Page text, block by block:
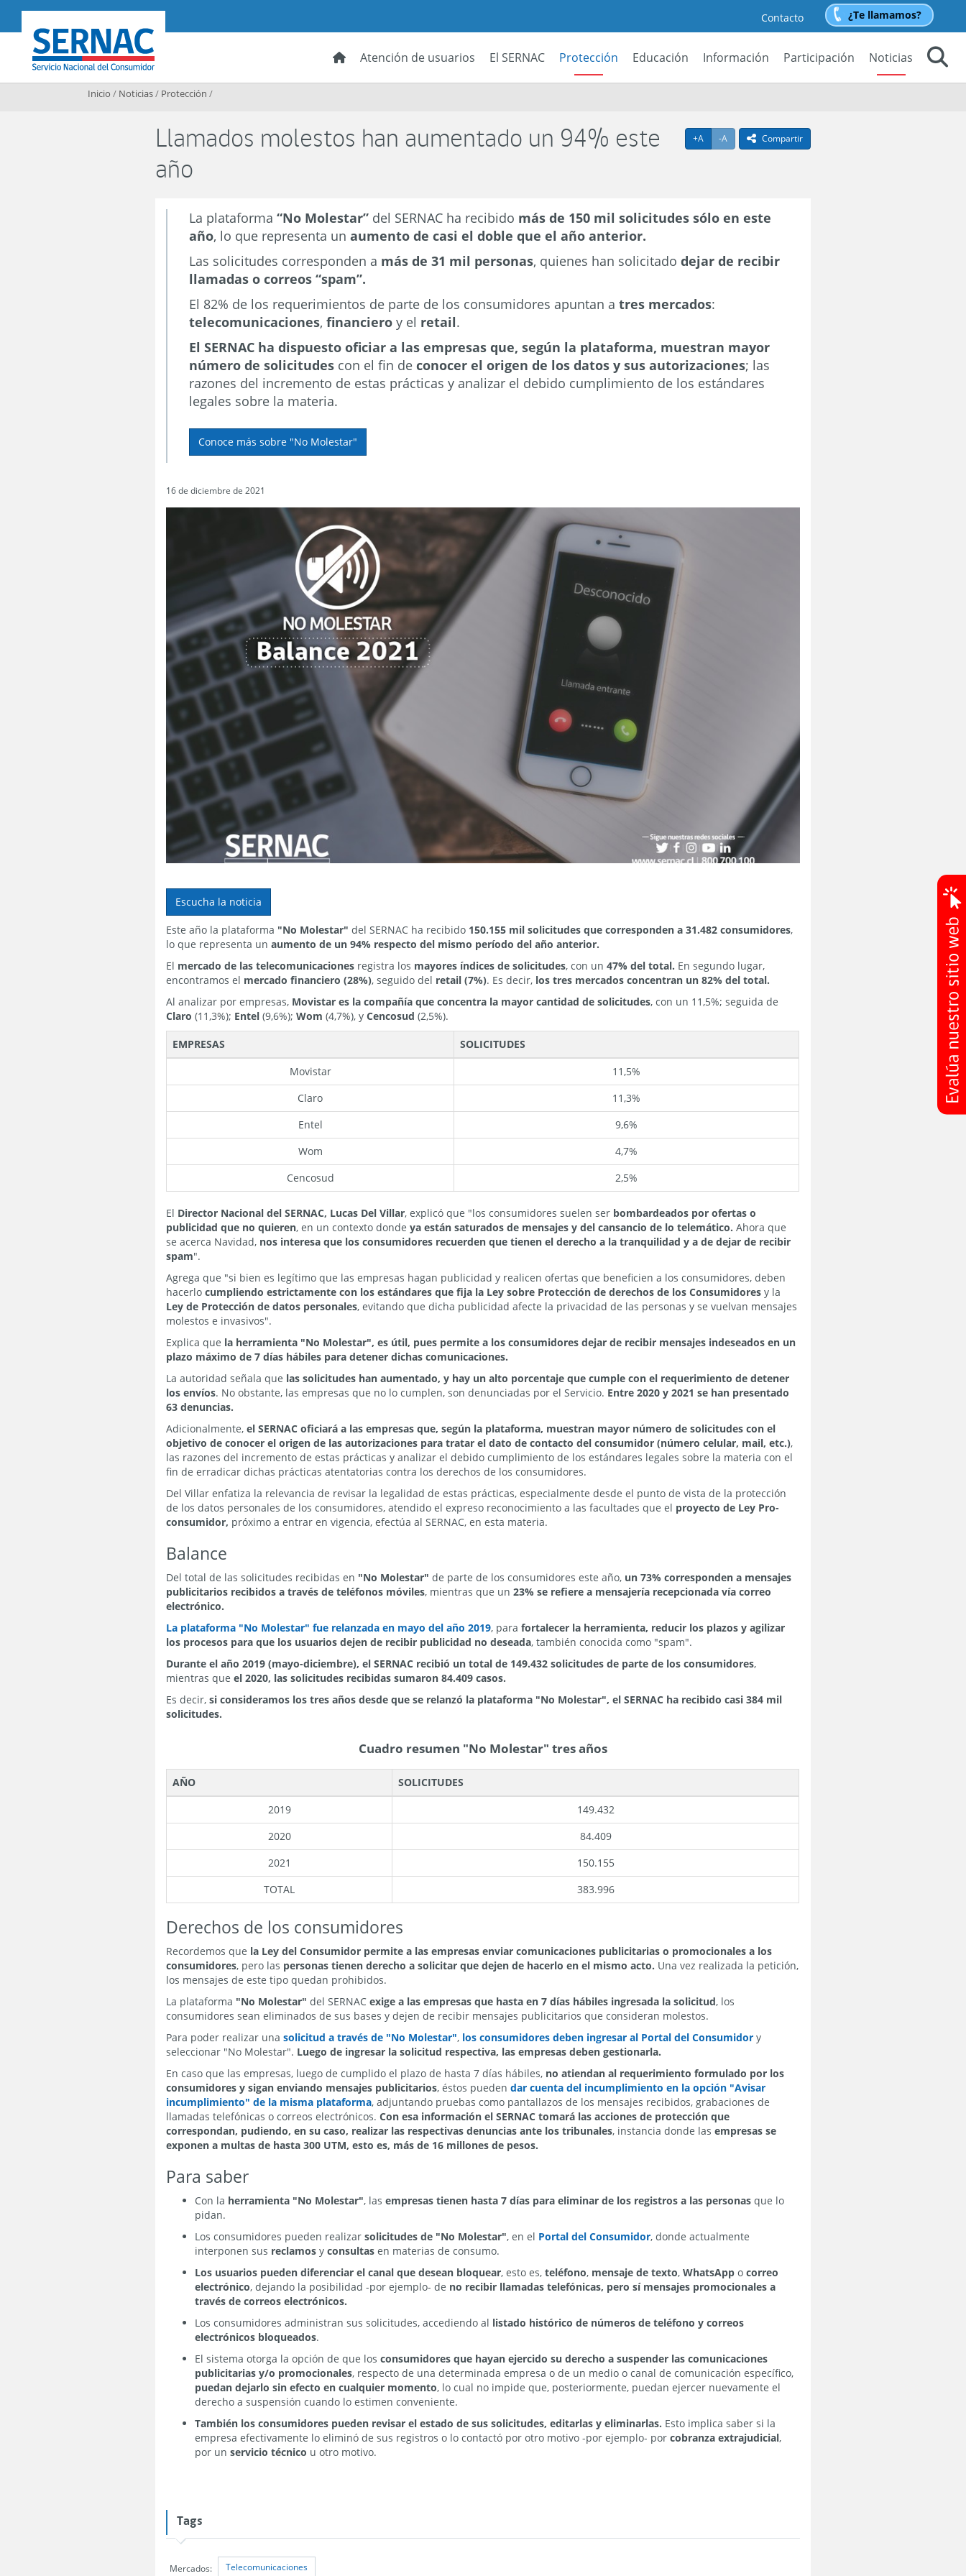
SERNAC
Contacto ¿Te llamamos?
Atención de usuarios El SERNAC Protección Educación Información Participación
Noticias
Inicio / Noticias/ Protección /
+A Agrandar texto
-A Achicar textoicono compartir
Compartir
Llamados molestos han aumentado un 94% este
año
La plataforma“No Molestar” del SERNAC ha recibido más de 150 mil solicitudes sólo en este
año, lo que representa unaumento de casi el doble que el año anterior.
Las solicitudes corresponden a más de 31 mil personas, quienes han solicitadodejar de recibir
llamadas o correos “spam”.
El 82% de los requerimientos de parte de los consumidores apuntan atres mercados:
telecomunicaciones,financieroy el retail.
El SERNAC ha dispuesto oficiar a las empresas que, según la plataforma, muestran mayor
número de solicitudes con el fin deconocer el origen de los datos y sus autorizaciones; las
razones del incremento de estas prácticas y analizar el debido cumplimiento de los estándares
legales sobre la materia.
Conoce más sobre "No Molestar"
16 de diciembre de 2021
Escucha la noticia
Este año la plataforma "No Molestar" del SERNAC ha recibido 150.155 mil solicitudes que corresponden a 31.482 consumidores,
lo que representa unaumento de un 94% respecto del mismo período del año anterior.
El mercado de las telecomunicaciones registra los mayores índices de solicitudes, con un47% del total. En segundo lugar,
encontramos el mercado financiero (28%), seguido del retail (7%). Es decir, los tres mercados concentran un 82% del total.
Al analizar por empresas, Movistar es la compañía que concentra la mayor cantidad de solicitudes, con un 11,5%; seguida de
Claro (11,3%); Entel (9,6%);Wom (4,7%), yCencosud (2,5%).
EMPRESAS
SOLICITUDES
Movistar
11,5%
Claro
11,3%
Entel
9,6%
Wom
4,7%
Cencosud
2,5%
El Director Nacional del SERNAC, Lucas Del Villar, explicó que "los consumidores suelen ser bombardeados por ofertas o
publicidad que no quieren, en un contexto dondeya están saturados de mensajes y del cansancio de lo telemático. Ahora que
se acerca Navidad, nos interesa que los consumidores recuerden que tienen el derecho a la tranquilidad y a de dejar de recibir
spam".
Agrega que "si bien es legítimo que las empresas hagan publicidad y realicen ofertas que beneficien a los consumidores, deben
hacerlocumpliendo estrictamente con los estándares que fija la Ley sobre Protección de derechos de los Consumidores y la
Ley de Protección de datos personales, evitando que dicha publicidad afecte la privacidad de las personas y se vuelvan mensajes
molestos e invasivos".
Explica que la herramienta "No Molestar", es útil, pues permite a los consumidores dejar de recibir mensajes indeseados en un
plazo máximo de 7 días hábiles para detener dichas comunicaciones.
La autoridad señala que las solicitudes han aumentado, y hay un alto porcentaje que cumple con el requerimiento de detener
los envíos. No obstante, las empresas que no lo cumplen, son denunciadas por el Servicio. Entre 2020 y 2021 se han presentado
63 denuncias.
Adicionalmente,el SERNAC oficiará a las empresas que, según la plataforma, muestran mayor número de solicitudes con el
objetivo de conocer el origen de las autorizaciones para tratar el dato de contacto del consumidor (número celular, mail, etc.),
las razones del incremento de estas prácticas y analizar el debido cumplimiento de los estándares legales sobre la materia con el
fin de erradicar dichas prácticas atentatorias contra los derechos de los consumidores.
Del Villar enfatiza la relevancia de revisar la legalidad de estas prácticas, especialmente desde el punto de vista de la protección
de los datos personales de los consumidores, atendido el expreso reconocimiento a las facultades que el proyecto de Ley Pro-
consumidor, próximo a entrar en vigencia, efectúa al SERNAC, en esta materia.
Balance
Del total de las solicitudes recibidas en "No Molestar" de parte de los consumidores este año, un 73% corresponden a mensajes
publicitarios recibidos a través de teléfonos móviles, mientras que un23% se refiere a mensajería recepcionada vía correo
electrónico.
La plataforma "No Molestar" fue relanzada en mayo del año 2019, parafortalecer la herramienta, reducir los plazos y agilizar
los procesos para que los usuarios dejen de recibir publicidad no deseada, también conocida como "spam".
Durante el año 2019 (mayo-diciembre), el SERNAC recibió un total de 149.432 solicitudes de parte de los consumidores,
mientras queel 2020, las solicitudes recibidas sumaron 84.409 casos.
Es decir,si consideramos los tres años desde que se relanzó la plataforma "No Molestar", el SERNAC ha recibido casi 384 mil
solicitudes.
Cuadro resumen "No Molestar" tres años
AÑO
SOLICITUDES
2019
149.432
2020
84.409
2021
150.155
TOTAL
383.996
Derechos de los consumidores
Recordemos que la Ley del Consumidor permite a las empresas enviar comunicaciones publicitarias o promocionales a los
consumidores, pero las personas tienen derecho a solicitar que dejen de hacerlo en el mismo acto. Una vez realizada la petición,
los mensajes de este tipo quedan prohibidos.
La plataforma "No Molestar" del SERNACexige a las empresas que hasta en 7 días hábiles ingresada la solicitud, los
consumidores sean eliminados de sus bases y dejen de recibir mensajes publicitarios que consideran molestos.
Para poder realizar unasolicitud a través de "No Molestar", los consumidores deben ingresar al Portal del Consumidor y
seleccionar "No Molestar". Luego de ingresar la solicitud respectiva, las empresas deben gestionarla.
En caso que las empresas, luego de cumplido el plazo de hasta 7 días hábiles, no atiendan al requerimiento formulado por los
consumidores y sigan enviando mensajes publicitarios, éstos puedendar cuenta del incumplimiento en la opción "Avisar
incumplimiento" de la misma plataforma, adjuntando pruebas como pantallazos de los mensajes recibidos, grabaciones de
llamadas telefónicas o correos electrónicos.Con esa información el SERNAC tomará las acciones de protección que
correspondan, pudiendo, en su caso, realizar las respectivas denuncias ante los tribunales, instancia donde lasempresas se
exponen a multas de hasta 300 UTM, esto es, más de 16 millones de pesos.
Para saber
Con la herramienta "No Molestar", lasempresas tienen hasta 7 días para eliminar de los registros a las personas que lo
pidan.
Los consumidores pueden realizarsolicitudes de "No Molestar", en el Portal del Consumidor, donde actualmente
interponen sus reclamos yconsultas en materias de consumo.
Los usuarios pueden diferenciar el canal que desean bloquear, esto es,teléfono, mensaje de texto,WhatsApp ocorreo
electrónico, dejando la posibilidad -por ejemplo- de no recibir llamadas telefónicas, pero sí mensajes promocionales a
través de correos electrónicos.
Los consumidores administran sus solicitudes, accediendo al listado histórico de números de teléfono y correos
electrónicos bloqueados.
El sistema otorga la opción de que losconsumidores que hayan ejercido su derecho a suspender las comunicaciones
publicitarias y/o promocionales, respecto de una determinada empresa o de un medio o canal de comunicación específico,
puedan dejarlo sin efecto en cualquier momento, lo cual no impide que, posteriormente, puedan ejercer nuevamente el
derecho a suspensión cuando lo estimen conveniente.
También los consumidores pueden revisar el estado de sus solicitudes, editarlas y eliminarlas. Esto implica saber si la
empresa efectivamente lo eliminó de sus registros o lo contactó por otro motivo -por ejemplo- porcobranza extrajudicial,
por unservicio técnico u otro motivo.
Tags
Mercados: Telecomunicaciones